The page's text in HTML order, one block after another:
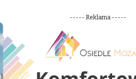
----- Reklama -----